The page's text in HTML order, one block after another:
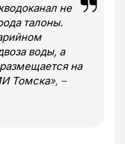
не
талоны.
воды, а
на
Томска», –